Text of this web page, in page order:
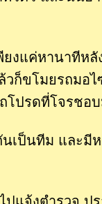
งแค่หานาทีหลั
วก็ขโมยรถมอ
โปรดที่โจรชอ
นเป็นทีม และมี